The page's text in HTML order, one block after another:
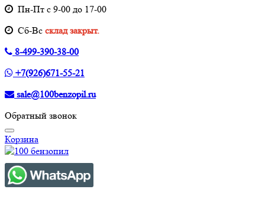
Пн-Пт с 9-00 до 17-00
Cб-Вс склад закрыт.
8-499-390-38-00
+7(926)671-55-21
sale@100benzopil.ru
Обратный звонок
Корзина